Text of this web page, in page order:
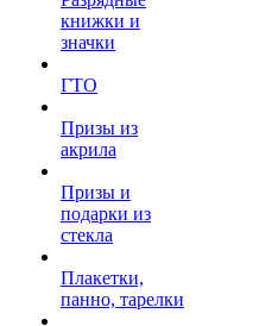
книжки и
значки
ГТО
Призы из
акрила
Призы и
подарки из
стекла
Плакетки,
панно, тарелки